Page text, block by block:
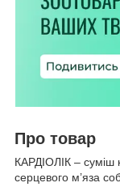
Про товар
КАРДІОЛІК – суміш
серцевого м’яза